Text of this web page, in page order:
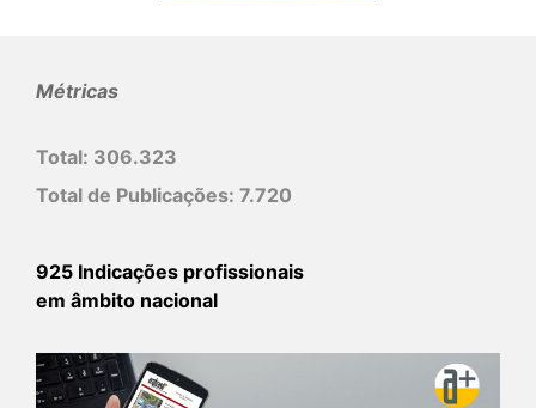
Métricas
Total: 306.323
Total de Publicações: 7.720
925 Indicações profissionais
em âmbito nacional